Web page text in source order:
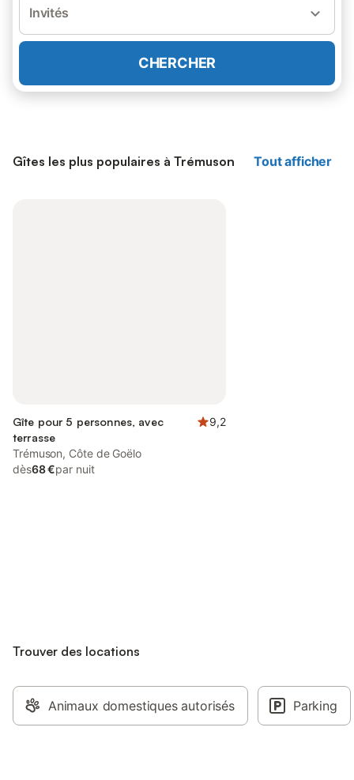
Invités
CHERCHER
Gîtes les plus populaires à Trémuson Tout afficher
Gîte pour 5 personnes, avec
terrasse
9,2
Trémuson, Côte de Goëlo
dès68 €par nuit
Trouver des locations
Animaux domestiques autorisés Parking